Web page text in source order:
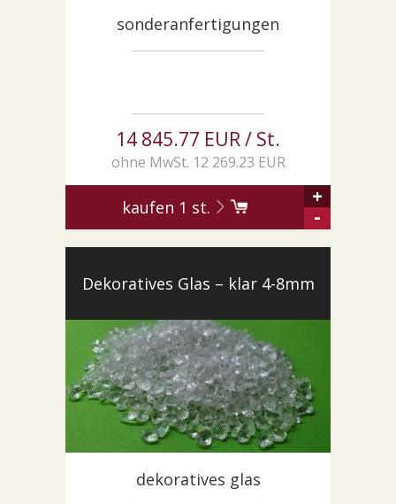
sonderanfertigungen
14 845.77 EUR / St.
ohne MwSt. 12 269.23 EUR
kaufen 1 st.
+
-
Dekoratives Glas – klar 4-8mm
dekoratives glas